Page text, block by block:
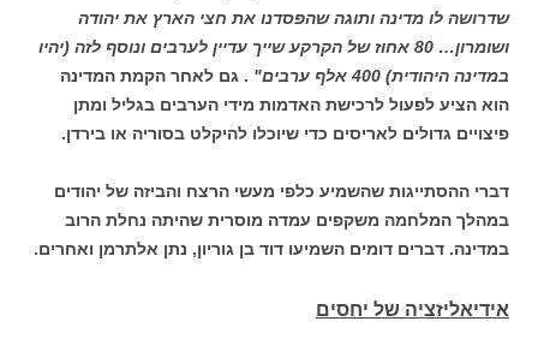
שדרושה לו מדינה ותוגה שהפסדנו את חצי הארץ את יהודה
ושומרון… 80 אחוז של הקרקע שייך עדיין לערבים ונוסף לזה (יהיו
במדינה היהודית) 400 אלף ערבים"
. גם לאחר הקמת המדינה
הוא הציע לפעול לרכישת האדמות מידי הערבים בגליל ומתן
פיצויים גדולים לאריסים כדי שיוכלו להיקלט בסוריה או בירדן.
דברי ההסתייגות שהשמיע כלפי מעשי הרצח והביזה של יהודים
במהלך המלחמה משקפים עמדה מוסרית שהיתה נחלת הרוב
במדינה. דברים דומים השמיעו דוד בן גוריון, נתן אלתרמן ואחרים.
אידיאליזציה של יחסים